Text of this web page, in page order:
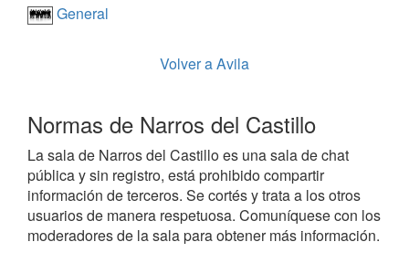
General
Volver a Avila
Normas de Narros del Castillo
La sala de Narros del Castillo es una sala de chat
pública y sin registro, está prohibido compartir
información de terceros. Se cortés y trata a los otros
usuarios de manera respetuosa. Comuníquese con los
moderadores de la sala para obtener más información.